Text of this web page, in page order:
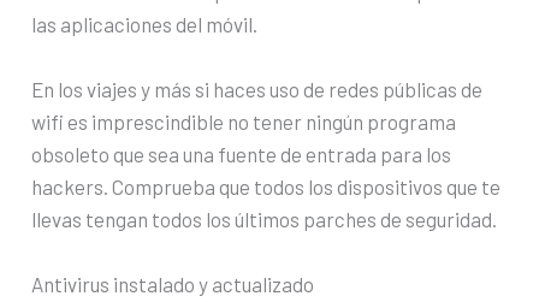
las aplicaciones del móvil.
En los viajes y más si haces uso de redes públicas de
wifi es imprescindible no tener ningún programa
obsoleto que sea una fuente de entrada para los
hackers. Comprueba que todos los dispositivos que te
llevas tengan todos los últimos parches de seguridad.
Antivirus instalado y actualizado